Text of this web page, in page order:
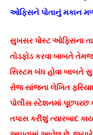
ઓફિસને પોતાનું મકાન
સુખસર પોસ્ટ ઓફિસના
તોડફોડ કરવા બાબતે
સિસ્ટમ બંધ હોવા બાબતે
રોજ સાંજના લેખિત
પોલીસ સ્ટેશનમાં પૂછપરછ
તપાસ કરીશું ત્યારબાદ